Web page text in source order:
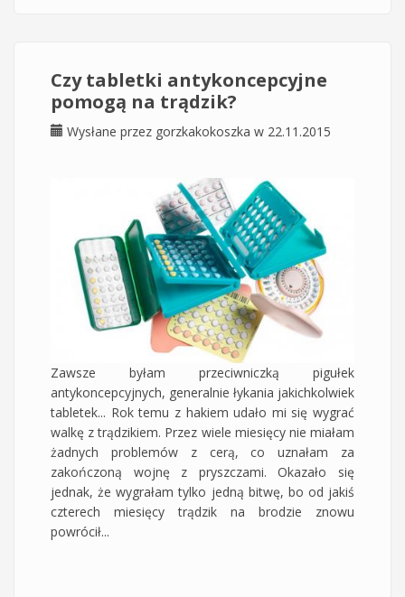
Czy tabletki antykoncepcyjne
pomogą na trądzik?
Wysłane przez gorzkakokoszka w 22.11.2015
Zawsze byłam przeciwniczką pigułek
antykoncepcyjnych, generalnie łykania jakichkolwiek
tabletek... Rok temu z hakiem udało mi się wygrać
walkę z trądzikiem. Przez wiele miesięcy nie miałam
żadnych problemów z cerą, co uznałam za
zakończoną wojnę z pryszczami. Okazało się
jednak, że wygrałam tylko jedną bitwę, bo od jakiś
czterech miesięcy trądzik na brodzie znowu
powrócił...